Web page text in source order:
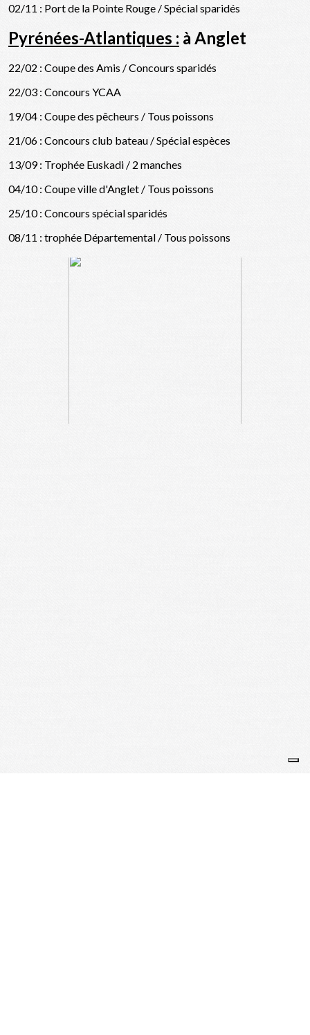
02/11 : Port de la Pointe Rouge / Spécial sparidés
Pyrénées-Atlantiques : à Anglet
22/02 : Coupe des Amis / Concours sparidés
22/03 : Concours YCAA
19/04 : Coupe des pêcheurs / Tous poissons
21/06 : Concours club bateau / Spécial espèces
13/09 : Trophée Euskadi / 2 manches
04/10 : Coupe ville d'Anglet / Tous poissons
25/10 : Concours spécial sparidés
08/11 : trophée Départemental / Tous poissons